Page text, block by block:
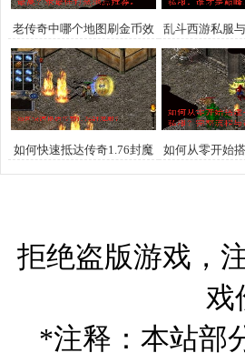
老传奇中哪个地图刷金币效
率最高？求最佳打金地点推
荐。
乱斗西游私服
服，谁才是
如何快速抵达传奇1.76封魔
殿？
如何从零开始
私服？完整流
拒绝盗版游戏，
戏
*注释：本站部